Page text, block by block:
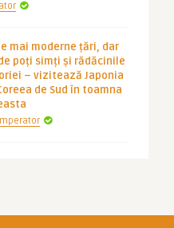
mai moderne țări, dar
poți simți și rădăcinile
– vizitează Japonia
de Sud în toamna